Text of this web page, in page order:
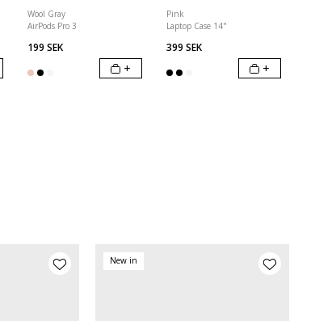
Wool Gray
AirPods Pro 3
199 SEK
+
Pink
Laptop Case 14"
399 SEK
+
New in